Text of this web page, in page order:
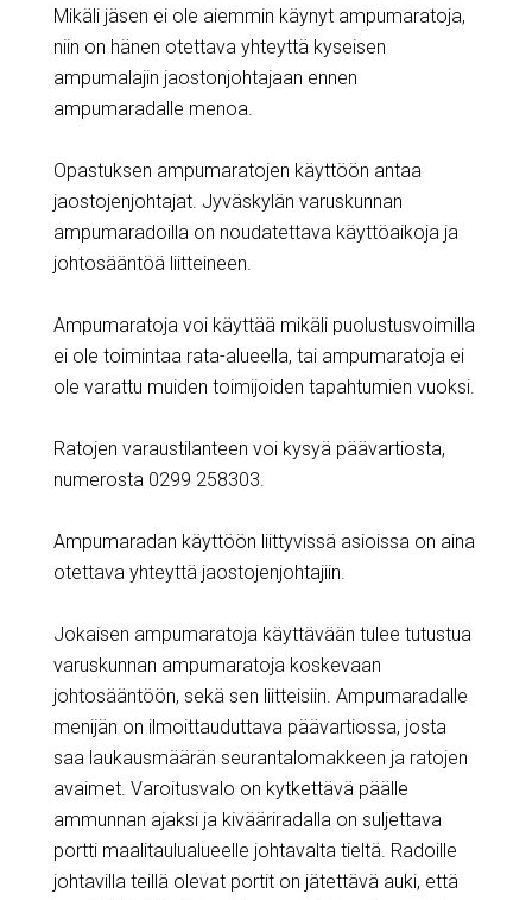
Mikäli jäsen ei ole aiemmin käynyt ampumaratoja,
niin on hänen otettava yhteyttä kyseisen
ampumalajin jaostonjohtajaan ennen
ampumaradalle menoa.
Opastuksen ampumaratojen käyttöön antaa
jaostojenjohtajat. Jyväskylän varuskunnan
ampumaradoilla on noudatettava käyttöaikoja ja
johtosääntöä liitteineen.
Ampumaratoja voi käyttää mikäli puolustusvoimilla
ei ole toimintaa rata-alueella, tai ampumaratoja ei
ole varattu muiden toimijoiden tapahtumien vuoksi.
Ratojen varaustilanteen voi kysyä päävartiosta,
numerosta 0299 258303.
Ampumaradan käyttöön liittyvissä asioissa on aina
otettava yhteyttä jaostojenjohtajiin.
Jokaisen ampumaratoja käyttävään tulee tutustua
varuskunnan ampumaratoja koskevaan
johtosääntöön, sekä sen liitteisiin. Ampumaradalle
menijän on ilmoittauduttava päävartiossa, josta
saa laukausmäärän seurantalomakkeen ja ratojen
avaimet. Varoitusvalo on kytkettävä päälle
ammunnan ajaksi ja kivääriradalla on suljettava
portti maalitaulualueelle johtavalta tieltä. Radoille
johtavilla teillä olevat portit on jätettävä auki, että